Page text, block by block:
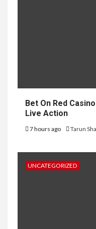
Bet On Red
Live Action
7 hours ago Tarun
UNCATEGORIZED